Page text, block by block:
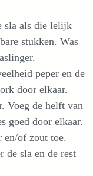
sla als die lelijk
stukken. Was
peper en de
door elkaar.
Voeg de helft van
goed door elkaar.
en/of zout toe.
de sla en de rest